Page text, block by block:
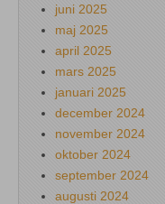
juni 2025
maj 2025
april 2025
mars 2025
januari 2025
december 2024
november 2024
oktober 2024
september 2024
augusti 2024